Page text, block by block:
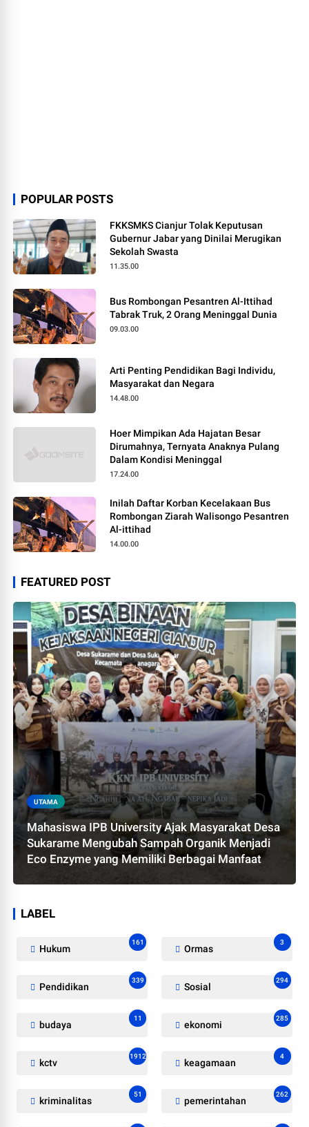
POPULAR POSTS
FKKSMKS Cianjur Tolak Keputusan
Gubernur Jabar yang Dinilai Merugikan
Sekolah Swasta
11.35.00
Bus Rombongan Pesantren Al-Ittihad
Tabrak Truk, 2 Orang Meninggal Dunia
09.03.00
Arti Penting Pendidikan Bagi Individu,
Masyarakat dan Negara
14.48.00
Hoer Mimpikan Ada Hajatan Besar
Dirumahnya, Ternyata Anaknya Pulang
Dalam Kondisi Meninggal
17.24.00
Inilah Daftar Korban Kecelakaan Bus
Rombongan Ziarah Walisongo Pesantren
Al-ittihad
14.00.00
FEATURED POST
UTAMA
Mahasiswa IPB University Ajak Masyarakat Desa
Sukarame Mengubah Sampah Organik Menjadi
Eco Enzyme yang Memiliki Berbagai Manfaat
LABEL
Hukum
161
Ormas
3
Pendidikan
339
Sosial
294
budaya
11
ekonomi
285
kctv
1912
keagamaan
4
kriminalitas
51
pemerintahan
262